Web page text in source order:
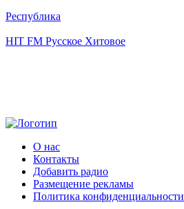
Республика
HIT FM Русское Хитовое
О нас
Контакты
Добавить радио
Размещение рекламы
Политика конфиденциальности